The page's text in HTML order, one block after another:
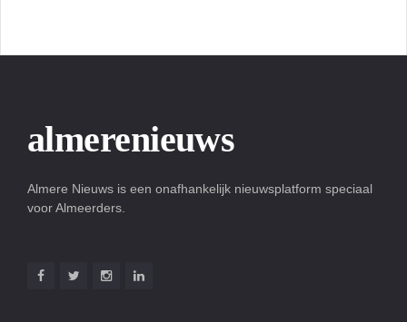
almerenieuws
Almere Nieuws is een onafhankelijk nieuwsplatform speciaal
voor Almeerders.